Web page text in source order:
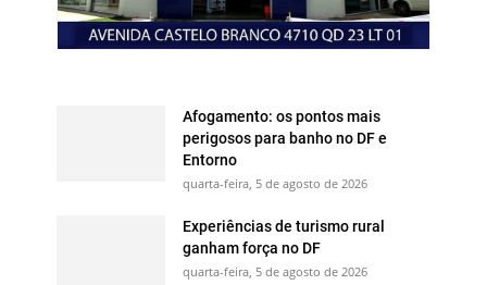
Afogamento: os pontos mais
perigosos para banho no DF e
Entorno
quarta-feira, 5 de agosto de 2026
Experiências de turismo rural
ganham força no DF
quarta-feira, 5 de agosto de 2026